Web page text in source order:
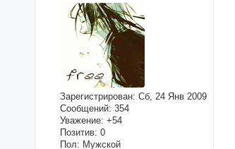
Зарегистрирован: Сб, 24 Янв 2009
Сообщений: 354
Уважение: +54
Позитив: 0
Пол: Мужской